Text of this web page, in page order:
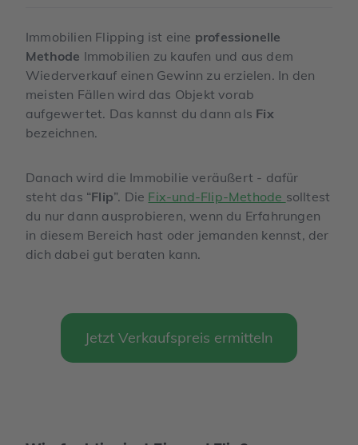
Immobilien Flipping ist eine professionelle
Methode Immobilien zu kaufen und aus dem
Wiederverkauf einen Gewinn zu erzielen. In den
meisten Fällen wird das Objekt vorab
aufgewertet. Das kannst du dann als Fix
bezeichnen.
Danach wird die Immobilie veräußert - dafür
steht das “Flip”. Die Fix-und-Flip-Methode solltest
du nur dann ausprobieren, wenn du Erfahrungen
in diesem Bereich hast oder jemanden kennst, der
dich dabei gut beraten kann.
Jetzt Verkaufspreis ermitteln